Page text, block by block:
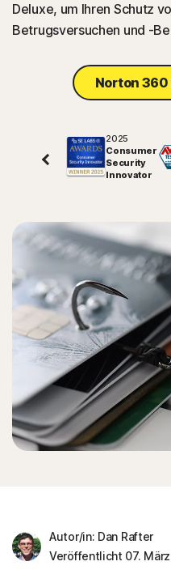
Deluxe, um Ihren Schutz
Betrugsversuchen und -
Norton
2025
Consumer
Security
Innovator
Autor/in: Dan Rafter
Veröffentlicht 07.